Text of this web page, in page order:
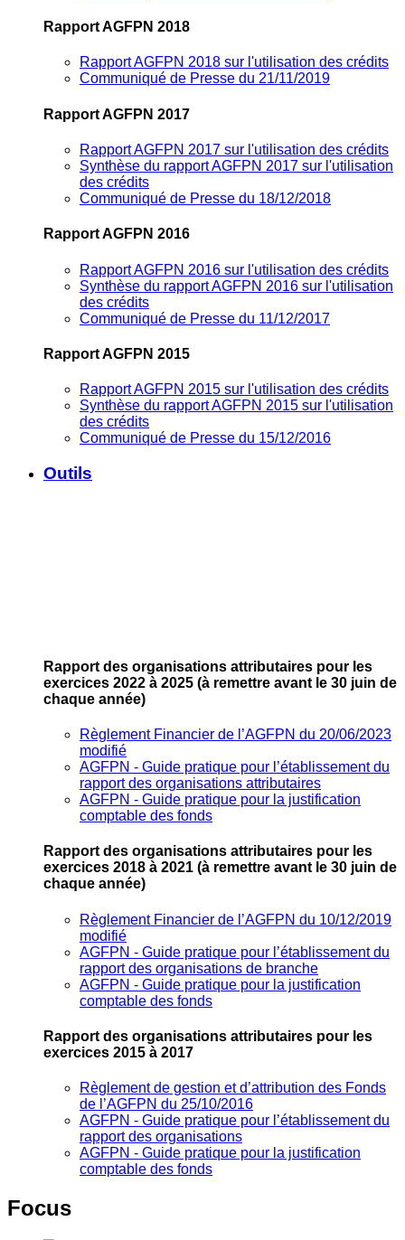
Rapport AGFPN 2018
Rapport AGFPN 2018 sur l'utilisation des crédits
Communiqué de Presse du 21/11/2019
Rapport AGFPN 2017
Rapport AGFPN 2017 sur l'utilisation des crédits
Synthèse du rapport AGFPN 2017 sur l'utilisation
des crédits
Communiqué de Presse du 18/12/2018
Rapport AGFPN 2016
Rapport AGFPN 2016 sur l'utilisation des crédits
Synthèse du rapport AGFPN 2016 sur l'utilisation
des crédits
Communiqué de Presse du 11/12/2017
Rapport AGFPN 2015
Rapport AGFPN 2015 sur l'utilisation des crédits
Synthèse du rapport AGFPN 2015 sur l'utilisation
des crédits
Communiqué de Presse du 15/12/2016
Outils
Rapport des organisations attributaires pour les
exercices 2022 à 2025 (à remettre avant le 30 juin de
chaque année)
Règlement Financier de l’AGFPN du 20/06/2023
modifié
AGFPN ‐ Guide pratique pour l’établissement du
rapport des organisations attributaires
AGFPN ‐ Guide pratique pour la justification
comptable des fonds
Rapport des organisations attributaires pour les
exercices 2018 à 2021 (à remettre avant le 30 juin de
chaque année)
Règlement Financier de l’AGFPN du 10/12/2019
modifié
AGFPN ‐ Guide pratique pour l’établissement du
rapport des organisations de branche
AGFPN ‐ Guide pratique pour la justification
comptable des fonds
Rapport des organisations attributaires pour les
exercices 2015 à 2017
Règlement de gestion et d’attribution des Fonds
de l’AGFPN du 25/10/2016
AGFPN ‐ Guide pratique pour l’établissement du
rapport des organisations
AGFPN ‐ Guide pratique pour la justification
comptable des fonds
Focus